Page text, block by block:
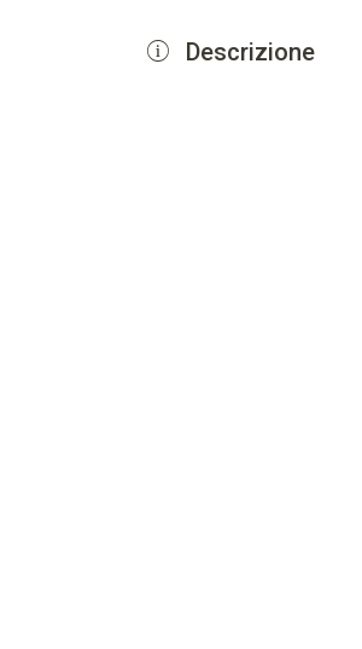
Descrizione